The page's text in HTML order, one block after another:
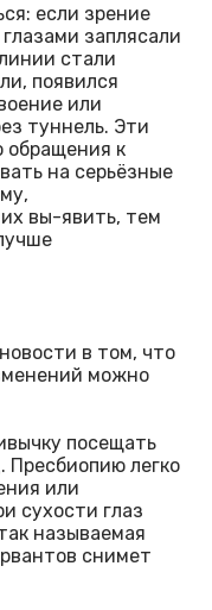
если зрение
заплясали
стали
появился
или
туннель. Эти
обращения к
на серьёзные
вы-явить, тем
в том, что
можно
посещать
Пресбиопию легко
или
сухости глаз
называемая
снимет